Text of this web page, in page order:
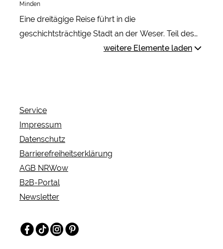
Minden
Eine dreitägige Reise führt in die
geschichtsträchtige Stadt an der Weser. Teil des
Programms sind eine Stadtführung, ein
größten Wasserstraßenkreuze der Welt rundet die
Tour ab.
weitere Elemente laden
Service
Impressum
Datenschutz
Barrierefreiheitserklärung
AGB NRWow
B2B-Portal
Newsletter
Facebook
TikTokInstagramPinterest